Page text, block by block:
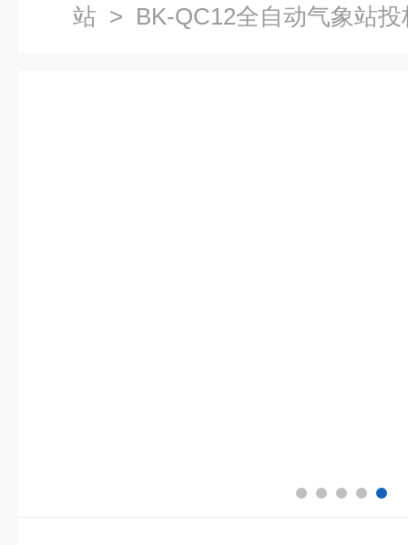
站 > BK-QC12全自动气象站投